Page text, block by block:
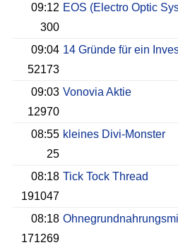
09:12
300
EOS (Electro Optic
09:04
52173
14 Gründe für ein
09:03
12970
Vonovia Aktie
08:55
25
kleines Divi-Monster
08:18
191047
Tick Tock Thread
08:18
171269